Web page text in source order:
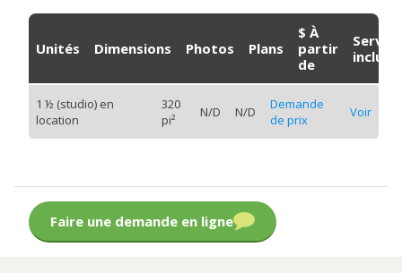
Unités Dimensions Photos Plans
$ À
partir
de
inclus
1 ½ (studio) en
location
320
pi²
N/D N/D
Demande
de prix
Voir
Faire une demande en ligne